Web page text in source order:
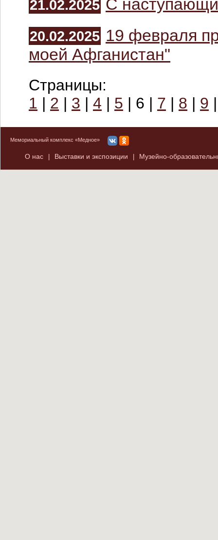
21.02.2025 С
20.02.2025 19 февраля
моей Афганистан"
Страницы:
1 | 2 | 3 | 4 | 5 | 6 | 7 | 8 | 9
Мемориальный комплекс «Медное»
О нас Выставки и экспозиции Музейно-